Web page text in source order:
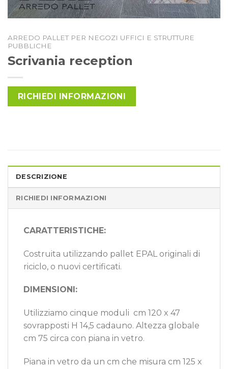
ARREDO PALLET PER NEGOZI UFFICI E STRUTTURE
PUBBLICHE
Scrivania reception
RICHIEDI INFORMAZIONI
DESCRIZIONE
RICHIEDI INFORMAZIONI
CARATTERISTICHE:
Costruita utilizzando pallet EPAL originali di
riciclo, o nuovi certificati.
DIMENSIONI:
Utilizziamo cinque moduli cm 120 x 47
sovrapposti H 14,5 cadauno. Altezza globale
cm 75 circa con piana in vetro.
Piana in vetro da un cm che misura cm 125 x